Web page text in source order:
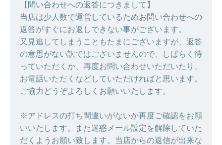
【問い合わせへの返答につきまして】
当店は少人数で運営しているためお問い合わせへの
返答がすぐにお返しできない事がございます。
又見逃してしまうこともたまにございますが、返答
の意思がない訳ではございませんので、しばらく待
っていただくか、再度お問い合わせいただいたり、
お電話いただくなどしていただければと思います。
ご協力どうぞよろしくお願いいたします。
※アドレスの打ち間違いがないか再度ご確認をお願
いいたします。また迷惑メール設定を解除していた
だくようお願い致します。当店からの返信が出来な